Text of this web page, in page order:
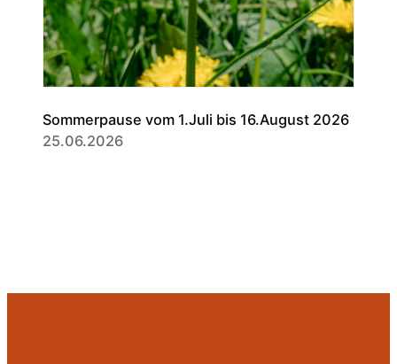
Sommerpause vom 1.Juli bis 16.August 2026
25.06.2026